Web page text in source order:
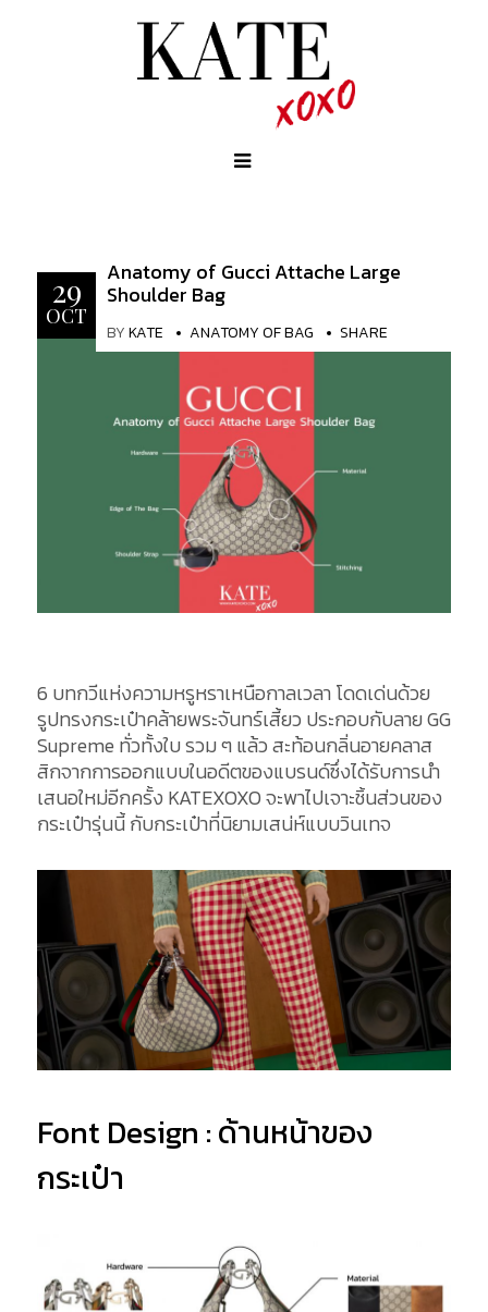
29
OCT
Anatomy of Gucci Attache Large
Shoulder Bag
BYKATE ANATOMY OF BAG SHARE
6 บทกวีแห่งความหรูหราเหนือกาลเวลา โดดเด่นด้วย
รูปทรงกระเป๋าคล้ายพระจันทร์เสี้ยว ประกอบกับลาย GG
Supreme ทั่วทั้งใบ รวม ๆ แล้ว สะท้อนกลิ่นอายคลาส
สิกจากการออกแบบในอดีตของแบรนด์ซึ่งได้รับการนำ
เสนอใหม่อีกครั้ง KATEXOXO จะพาไปเจาะชิ้นส่วนของ
กระเป๋ารุ่นนี้ กับกระเป๋าที่นิยามเสน่ห์แบบวินเทจ
Font Design : ด้านหน้าของ
กระเป๋า